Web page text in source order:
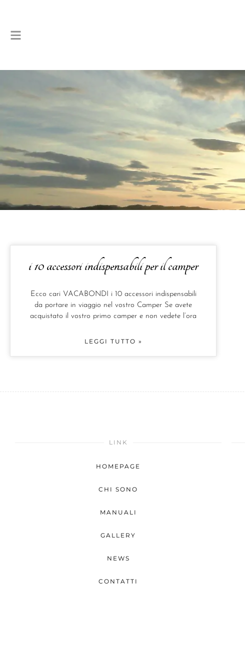
i 10 accessori indispensabili per il camper
Ecco cari VACABONDI i 10 accessori indispensabili
da portare in viaggio nel vostro Camper Se avete
acquistato il vostro primo camper e non vedete l’ora
LEGGI TUTTO »
LINK
HOMEPAGE
CHI SONO
MANUALI
GALLERY
NEWS
CONTATTI